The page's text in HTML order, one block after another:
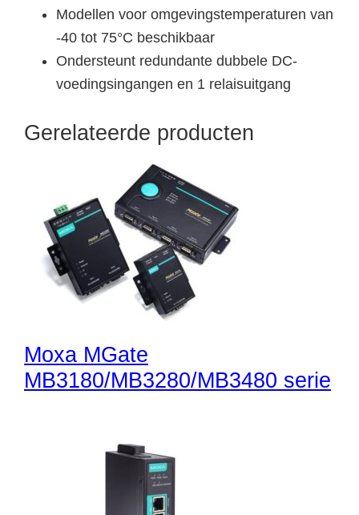
Modellen voor omgevingstemperaturen van
-40 tot 75°C beschikbaar
Ondersteunt redundante dubbele DC-
voedingsingangen en 1 relaisuitgang
Gerelateerde producten
Moxa MGate
MB3180/MB3280/MB3480 serie